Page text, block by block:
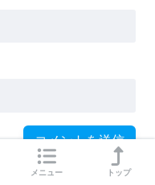
メニュー トップ